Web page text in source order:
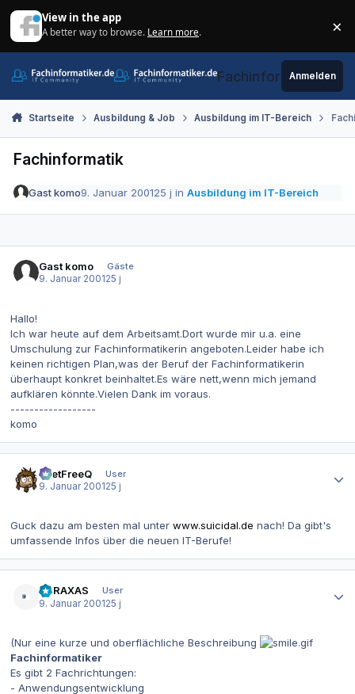
View in the app
A better way to browse. Learn more. ×
Fachinformatiker.de
Anmelden
Startseite Ausbildung & Job Ausbildung im IT-Bereich
Fachinformatik
Gast komo9. Januar 200125 j inAusbildung im IT-Bereich
Gast komo
Gäste
9. Januar 2001 25 j
Hallo!
Ich war heute auf dem Arbeitsamt.Dort wurde mir u.a. eine
Umschulung zur Fachinformatikerin angeboten.Leider habe ich
keinen richtigen Plan,was der Beruf der Fachinformatikerin
überhaupt konkret beinhaltet.Es wäre nett,wenn mich jemand
aufklären könnte.Vielen Dank im voraus.
------------------
komo
beetFreeQ
User
9. Januar 200125 j
Guck dazu am besten mal unter www.suicidal.de nach! Da gibt's
umfassende Infos über die neuen IT-Berufe!
ABRAXAS
User
9. Januar 200125 j
(Nur eine kurze und oberflächliche Beschreibung
Fachinformatiker
Es gibt 2 Fachrichtungen:
- Anwendungsentwicklung